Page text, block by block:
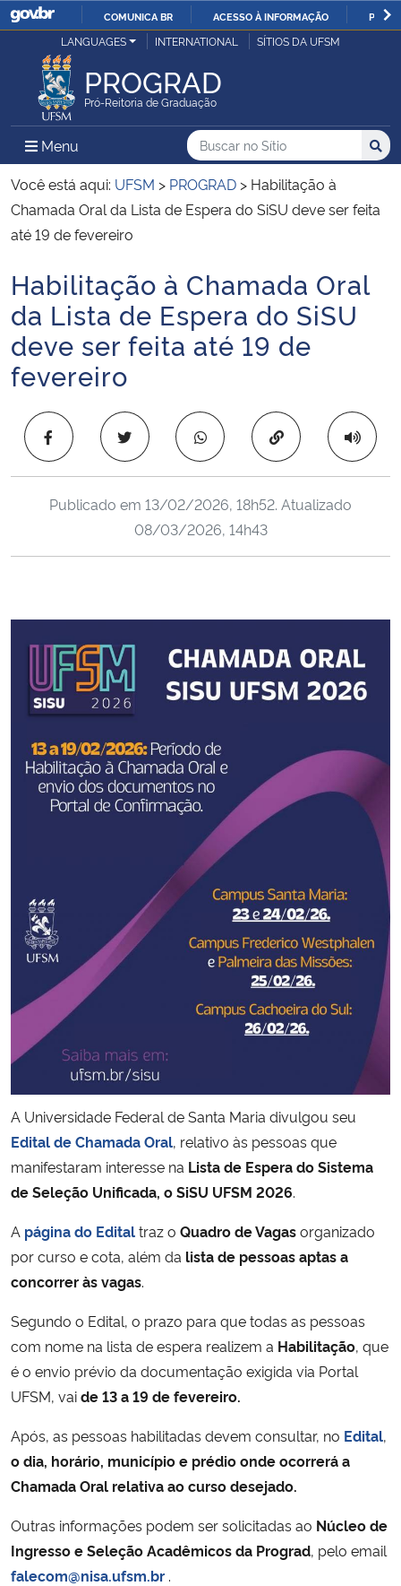
IR
O
COMUNICA BR ACESSO À INFORMAÇÃO
Ministério da Justiça e Segurança Pública
Ministério da Defesa
Ministério das Relações Exteriores
Ministério da Economia
Ministério da Infraestrutura
Ministério da Agricultura, Pecuária e Abastecimento
Ministério da Educação
Ministério da Cidadania
Ministério da Saúde
Ministério de Minas e Energia
Ministério da Ciência, Tecnologia, Inovações e Comunicações
Ministério do Turismo
Ministério do Desenvolvimento Regional
Controladoria-Geral da União
Ministério da Mulher, da Família e dos Direitos Humanos
Gabinete de Segurança Institucional
Advocacia-Geral da União
Banco Central do Brasil
LANGUAGES INTERNATIONAL SÍTIOS DA UFSM
PROGRAD
Pró-Reitoria de Graduação
Menu Menu Principal do Sítio
Busca
Buscar no no Sítio
Busca:
Você está aqui: UFSM > PROGRAD > Habilitação à
Chamada Oral da Lista de Espera do SiSU deve ser feita
até 19 de fevereiro
Início do conteúdo
Habilitação à Chamada Oral
da Lista de Espera do SiSU
deve ser feita até 19 de
fevereiro
Copiar para área
Publicado em 13/02/2026, 18h52. Atualizado
08/03/2026, 14h43
A Universidade Federal de Santa Maria divulgou seu
Edital de Chamada Oral, relativo às pessoas que
manifestaram interesse na Lista de Espera do Sistema
de Seleção Unificada, o SiSU UFSM 2026.
A página do Editaltraz o Quadro de Vagasorganizado
por curso e cota, além da lista de pessoas aptas a
concorrer às vagas.
Segundo o Edital, o prazo para que todas as pessoas
com nome na lista de espera realizem a Habilitação, que
é o envio prévio da documentação exigida via Portal
UFSM, vaide 13 a 19 de fevereiro.
Após, as pessoas habilitadas devem consultar, no Edital,
o dia, horário, município e prédio onde ocorrerá a
Chamada Oral relativa ao curso desejado.
Outras informações podem ser solicitadas ao Núcleo de
Ingresso e Seleção Acadêmicos da Prograd, pelo email
falecom@nisa.ufsm.br .